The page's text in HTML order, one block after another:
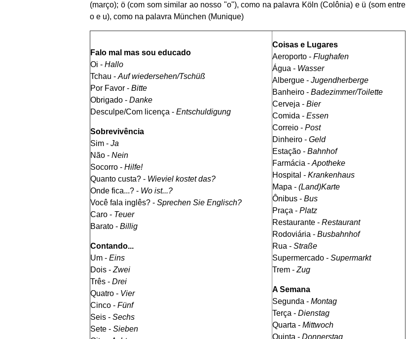
(março); ö (com som similar ao nosso "o"), como na palavra Köln (Colônia) e ü (som entre
o e u), como na palavra München (Munique)
Falo mal mas sou educado
Oi - Hallo
Tchau - Auf wiedersehen/Tschüß
Por Favor - Bitte
Obrigado - Danke
Desculpe/Com licença - Entschuldigung
Sobrevivência
Sim - Ja
Não - Nein
Socorro - Hilfe!
Quanto custa? - Wieviel kostet das?
Onde fica...? - Wo ist...?
Você fala inglês? - Sprechen Sie Englisch?
Caro - Teuer
Barato - Billig
Contando...
Um - Eins
Dois - Zwei
Três - Drei
Quatro - Vier
Cinco - Fünf
Seis - Sechs
Sete - Sieben
Coisas e Lugares
Aeroporto - Flughafen
Água - Wasser
Albergue - Jugendherberge
Banheiro - Badezimmer/Toilette
Cerveja - Bier
Comida - Essen
Correio - Post
Dinheiro - Geld
Estação - Bahnhof
Farmácia - Apotheke
Hospital - Krankenhaus
Mapa - (Land)Karte
Ônibus - Bus
Praça - Platz
Restaurante - Restaurant
Rodoviária - Busbahnhof
Rua - Straße
Supermercado - Supermarkt
Trem - Zug
A Semana
Segunda - Montag
Terça - Dienstag
Quarta - Mittwoch
Quinta - Donnerstag